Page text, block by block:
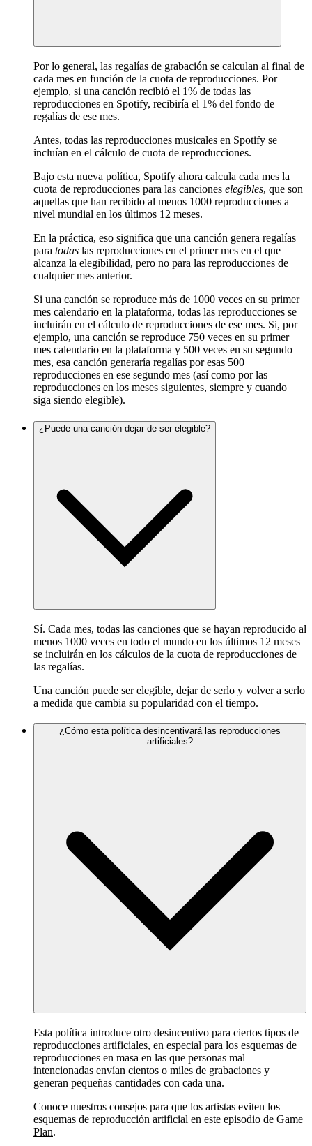
Por lo general, las regalías de grabación se calculan al final de
cada mes en función de la cuota de reproducciones. Por
ejemplo, si una canción recibió el 1% de todas las
reproducciones en Spotify, recibiría el 1% del fondo de
regalías de ese mes.
Antes, todas las reproducciones musicales en Spotify se
incluían en el cálculo de cuota de reproducciones.
Bajo esta nueva política, Spotify ahora calcula cada mes la
cuota de reproducciones para las canciones elegibles, que son
aquellas que han recibido al menos 1000 reproducciones a
nivel mundial en los últimos 12 meses.
En la práctica, eso significa que una canción genera regalías
para todas las reproducciones en el primer mes en el que
alcanza la elegibilidad, pero no para las reproducciones de
cualquier mes anterior.
Si una canción se reproduce más de 1000 veces en su primer
mes calendario en la plataforma, todas las reproducciones se
incluirán en el cálculo de reproducciones de ese mes. Si, por
ejemplo, una canción se reproduce 750 veces en su primer
mes calendario en la plataforma y 500 veces en su segundo
mes, esa canción generaría regalías por esas 500
reproducciones en ese segundo mes (así como por las
reproducciones en los meses siguientes, siempre y cuando
siga siendo elegible).
¿Puede una canción dejar de ser elegible?
Sí. Cada mes, todas las canciones que se hayan reproducido al
menos 1000 veces en todo el mundo en los últimos 12 meses
se incluirán en los cálculos de la cuota de reproducciones de
las regalías.
Una canción puede ser elegible, dejar de serlo y volver a serlo
a medida que cambia su popularidad con el tiempo.
¿Cómo esta política desincentivará las reproducciones
artificiales?
Esta política introduce otro desincentivo para ciertos tipos de
reproducciones artificiales, en especial para los esquemas de
reproducciones en masa en las que personas mal
intencionadas envían cientos o miles de grabaciones y
generan pequeñas cantidades con cada una.
Conoce nuestros consejos para que los artistas eviten los
esquemas de reproducción artificial en este episodio de Game
Plan.